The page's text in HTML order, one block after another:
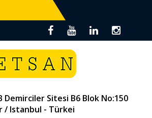
Demirciler Sitesi B6 Blok No:150
/ Istanbul - Türkei